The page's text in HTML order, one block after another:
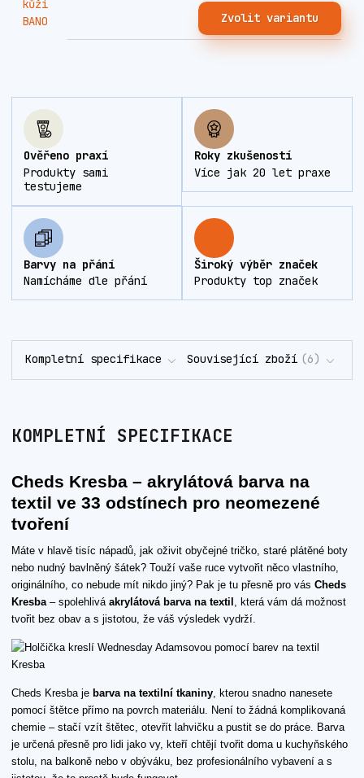
Zvolit variantu
Ověřeno praxí
Produkty sami
testujeme
Roky zkušeností
Více jak 20 let praxe
Barvy na přání
Namícháme dle přání
Široký výběr značek
Produkty top značek
Kompletní specifikace Související zboží 6
KOMPLETNÍ SPECIFIKACE
Cheds Kresba – akrylátová barva na
textil ve 33 odstínech pro neomezené
tvoření
Máte v hlavě tisíc nápadů, jak oživit obyčejné tričko, staré plátěné boty
nebo nudný bavlněný šátek? Touží vaše ruce vytvořit něco vlastního,
originálního, co nebude mít nikdo jiný? Pak je tu přesně pro vás Cheds
Kresba – spolehlivá akrylátová barva na textil
, která vám dá možnost
tvořit bez obav a s jistotou, že váš výsledek vydrží.
Cheds Kresba je barva na textilní tkaniny , kterou snadno nanesete
pomocí štětce přímo na povrch materiálu. Není to žádná komplikovaná
chemie – stačí vzít štětec, otevřít lahvičku a pustit se do práce. Barva
je určená přesně pro lidi jako vy, kteří chtějí tvořit doma u kuchyňského
stolu, na balkoně nebo v obýváku, bez profesionálního vybavení a s